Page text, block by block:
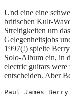
Und eine eine
britischen Kult-
Streitigkeiten um
Gelegenheitsjobs
1997(!) spielte
Solo-Album ein, in
electric guitars
entscheiden. Aber
Paul James Berry